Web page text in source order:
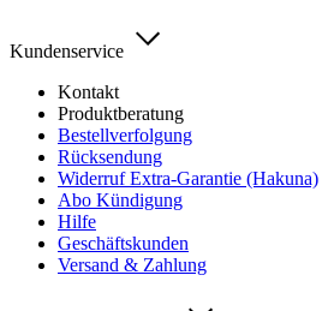
Kundenservice
Kontakt
Produktberatung
Bestellverfolgung
Rücksendung
Widerruf Extra-Garantie (Hakuna)
Abo Kündigung
Hilfe
Geschäftskunden
Versand & Zahlung